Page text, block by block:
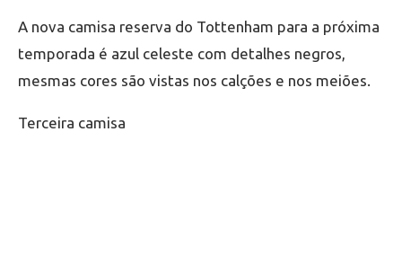
A nova camisa reserva do Tottenham para a próxima
temporada é azul celeste com detalhes negros,
mesmas cores são vistas nos calções e nos meiões.
Terceira camisa